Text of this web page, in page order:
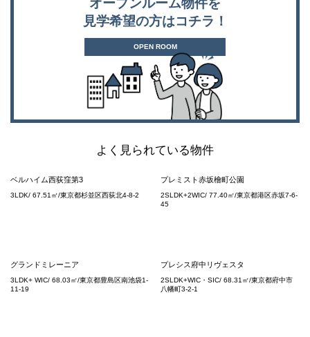
オープンルーム物件を
見学希望の方はコチラ！
OPEN ROOM
よく見られている物件
ベルハイム西荻窪第3
3LDK/ 67.51㎡/東京都杉並区西荻北4-8-2
プレミスト赤坂檜町公園
2SLDK+2WIC/ 77.40㎡/東京都港区赤坂7-6-
45
グランドミレーニア
3LDK+ WIC/ 68.03㎡/東京都豊島区南池袋1-
11-19
プレシス府中リヴェスタ
2SLDK+WIC・SIC/ 68.31㎡/東京都府中市
八幡町3-2-1